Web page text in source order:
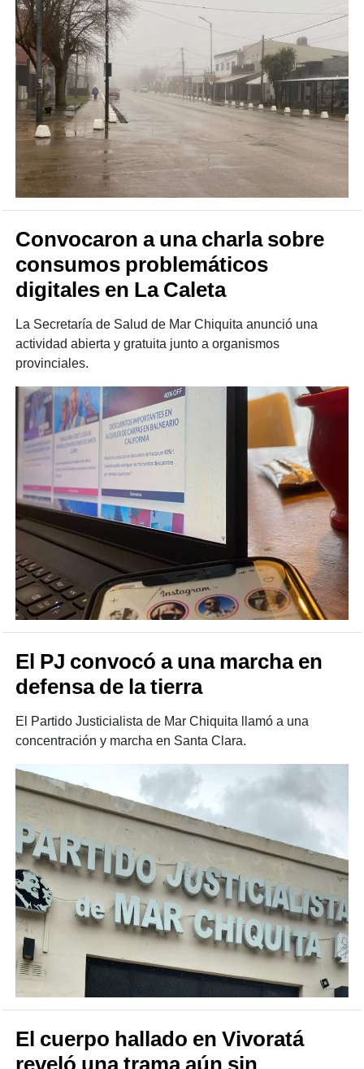
Convocaron a una charla sobre
consumos problemáticos
digitales en La Caleta
La Secretaría de Salud de Mar Chiquita anunció una
actividad abierta y gratuita junto a organismos
provinciales.
El PJ convocó a una marcha en
defensa de la tierra
El Partido Justicialista de Mar Chiquita llamó a una
concentración y marcha en Santa Clara.
El cuerpo hallado en Vivoratá